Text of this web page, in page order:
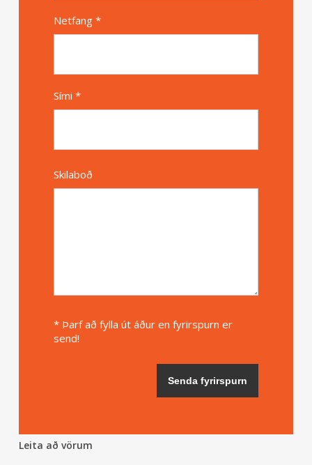
Netfang *
Sími *
Skilaboð
* Þarf að fylla út áður en fyrirspurn er
send!
Leita að vörum